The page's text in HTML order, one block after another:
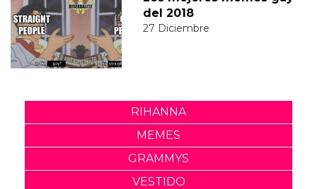
del 2018
27 Diciembre
RIHANNA
MEMES
GRAMMYS
VESTIDO